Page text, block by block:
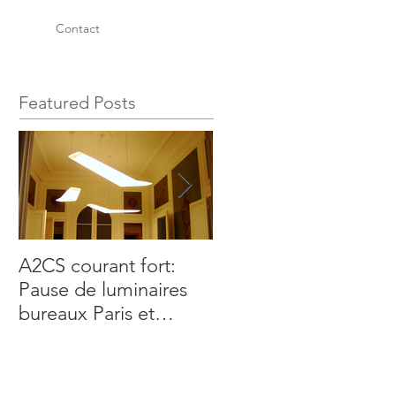
Contact
Featured Posts
A2CS courant fort:
Pause de luminaires
bureaux Paris et